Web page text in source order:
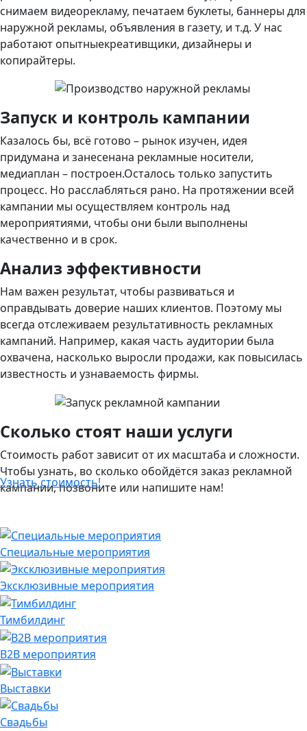
снимаем видеорекламу, печатаем буклеты, баннеры для
наружной рекламы, объявления в газету, и т.д. У нас
работают опытныекреативщики, дизайнеры и
копирайтеры.
Запуск и контроль кампании
Казалось бы, всё готово – рынок изучен, идея
придумана и занесенана рекламные носители,
медиаплан – построен.Осталось только запустить
процесс. Но расслабляться рано. На протяжении всей
кампании мы осуществляем контроль над
мероприятиями, чтобы они были выполнены
качественно и в срок.
Анализ эффективности
Нам важен результат, чтобы развиваться и
оправдывать доверие наших клиентов. Поэтому мы
всегда отслеживаем результативность рекламных
кампаний. Например, какая часть аудитории была
охвачена, насколько выросли продажи, как повысилась
известность и узнаваемость фирмы.
Сколько стоят наши услуги
Стоимость работ зависит от их масштаба и сложности.
Чтобы узнать, во сколько обойдётся заказ рекламной
кампании, позвоните или напишите нам!
Узнать стоимость!
Специальные мероприятия
Эксклюзивные мероприятия
Тимбилдинг
B2B мероприятия
Выставки
Свадьбы